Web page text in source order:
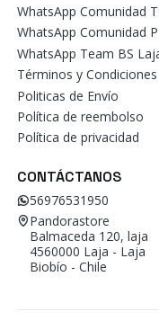
WhatsApp Comunidad
WhatsApp Comunidad
WhatsApp Team BS
Términos y Condiciones
Politicas de Envío
Política de reembolso
Política de privacidad
CONTÁCTANOS
56976531950
Pandorastore
Balmaceda 120, laja
4560000 Laja - Laja
Biobío - Chile